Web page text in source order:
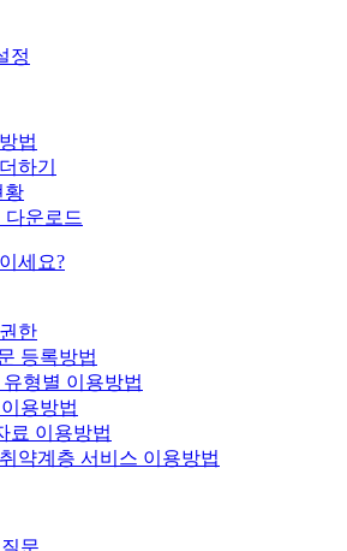
정
법
하기
황
다운로드
세요?
한
등록방법
유형별 이용방법
용방법
료 이용방법
약계층 서비스 이용방법
문